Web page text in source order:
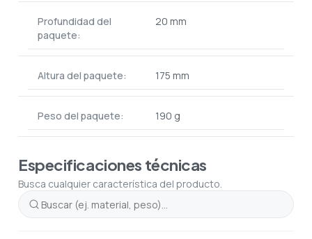
Profundidad del
paquete:
20 mm
Altura del paquete: 175 mm
Peso del paquete: 190 g
Especificaciones técnicas
Busca cualquier característica del producto.